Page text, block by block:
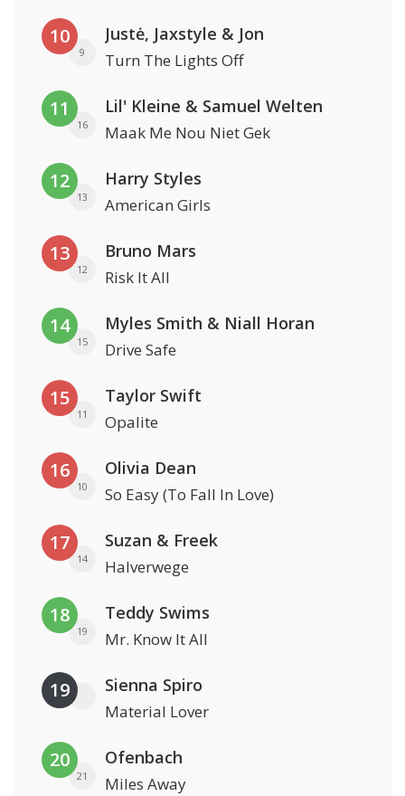
10
9
Justė, Jaxstyle & Jon
Turn The Lights Off
11
16
Lil' Kleine & Samuel Welten
Maak Me Nou Niet Gek
12
13
Harry Styles
American Girls
13
12
Bruno Mars
Risk It All
14
15
Myles Smith & Niall Horan
Drive Safe
15
11
Taylor Swift
Opalite
16
10
Olivia Dean
So Easy (To Fall In Love)
17
14
Suzan & Freek
Halverwege
18
19
Teddy Swims
Mr. Know It All
19 Sienna Spiro
Material Lover
20
21
Ofenbach
Miles Away